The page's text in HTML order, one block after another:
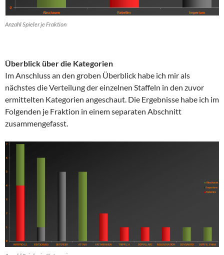
Anzahl Spieler je Fraktion
Überblick über die Kategorien
Im Anschluss an den groben Überblick habe ich mir als
nächstes die Verteilung der einzelnen Staffeln in den zuvor
ermittelten Kategorien angeschaut. Die Ergebnisse habe ich im
Folgenden je Fraktion in einem separaten Abschnitt
zusammengefasst.